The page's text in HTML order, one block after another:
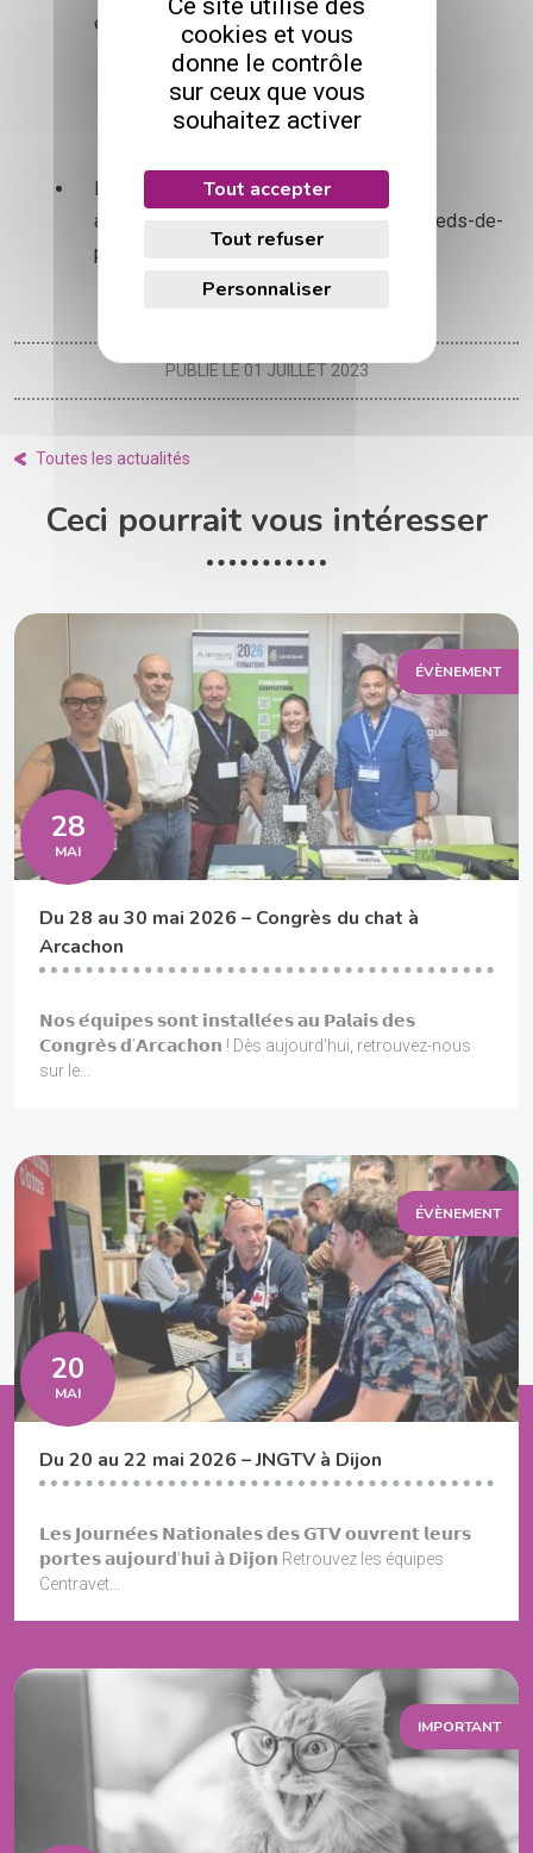
Ce site utilise des
cookies et vous
donne le contrôle
sur ceux que vous
souhaitez activer
Tout accepter
Tout refuser
Personnaliser
écritures comptables ont été clôturées
Paramètres – Modèles
Entêtes et pieds-de-page : Tri par ordre
alphabétique de la liste des entêtes et pieds-de-
page
PUBLIÉ LE 01 JUILLET 2023
Toutes les actualités
Ceci pourrait vous intéresser
ÉVÈNEMENT
28
MAI
Du 28 au 30 mai 2026 – Congrès du chat à
Arcachon
𝗡𝗼𝘀 𝗲́𝗾𝘂𝗶𝗽𝗲𝘀 𝘀𝗼𝗻𝘁 𝗶𝗻𝘀𝘁𝗮𝗹𝗹𝗲́𝗲𝘀 𝗮𝘂 𝗣𝗮𝗹𝗮𝗶𝘀 𝗱𝗲𝘀
𝗖𝗼𝗻𝗴𝗿𝗲̀𝘀 𝗱’𝗔𝗿𝗰𝗮𝗰𝗵𝗼𝗻 ! Dès aujourd'hui, retrouvez-nous
sur le...
ÉVÈNEMENT
20
MAI
Du 20 au 22 mai 2026 – JNGTV à Dijon
𝗟𝗲𝘀 𝗝𝗼𝘂𝗿𝗻𝗲́𝗲𝘀 𝗡𝗮𝘁𝗶𝗼𝗻𝗮𝗹𝗲𝘀 𝗱𝗲𝘀 𝗚𝗧𝗩 𝗼𝘂𝘃𝗿𝗲𝗻𝘁 𝗹𝗲𝘂𝗿𝘀
𝗽𝗼𝗿𝘁𝗲𝘀 𝗮𝘂𝗷𝗼𝘂𝗿𝗱’𝗵𝘂𝗶 𝗮̀ 𝗗𝗶𝗷𝗼𝗻 Retrouvez les équipes
Centravet...
IMPORTANT